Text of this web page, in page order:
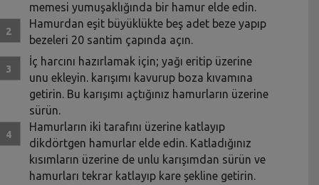
memesi yumuşaklığında bir hamur elde edin.
Hamurdan eşit büyüklükte beş adet beze yapıp
bezeleri 20 santim çapında açın.
İç harcını hazırlamak için; yağı eritip üzerine
unu ekleyin. karışımı kavurup boza kıvamına
getirin. Bu karışımı açtığınız hamurların üzerine
sürün.
Hamurların iki tarafını üzerine katlayıp
dikdörtgen hamurlar elde edin. Katladığınız
kısımların üzerine de unlu karışımdan sürün ve
hamurları tekrar katlayıp kare şekline getirin.